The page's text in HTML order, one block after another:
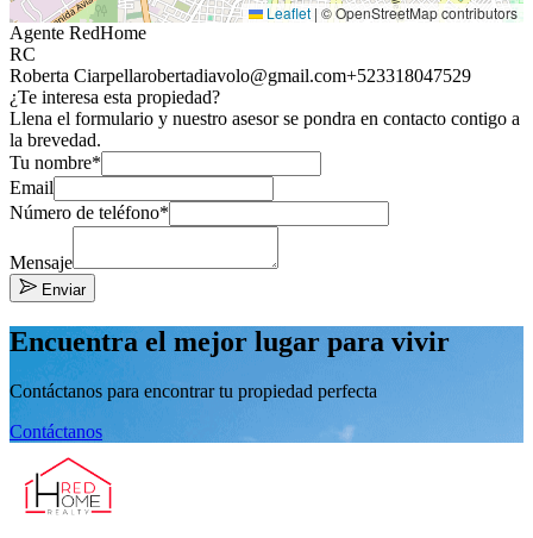
Leaflet | © OpenStreetMap contributors
Agente RedHome
RC
Roberta Ciarpellarobertadiavolo@gmail.com+523318047529
¿Te interesa esta propiedad?
Llena el formulario y nuestro asesor se pondra en contacto contigo a
la brevedad.
Tu nombre*
Email
Número de teléfono*
Mensaje
Enviar
Encuentra el mejor lugar para vivir
Contáctanos para encontrar tu propiedad perfecta
Contáctanos